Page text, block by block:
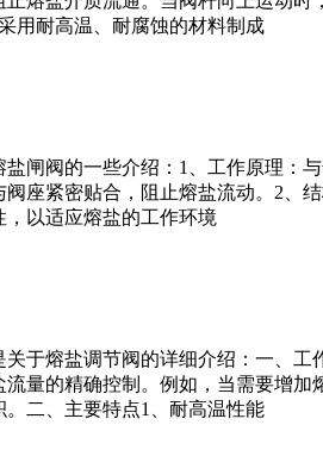
用耐高温、耐腐蚀的材料制成
闸阀的一些介绍：1、工作原理
座紧密贴合，阻止熔盐流动。2
以适应熔盐的工作环境
于熔盐调节阀的详细介绍：一、
量的精确控制。例如，当需要增
二、主要特点1、耐高温性能